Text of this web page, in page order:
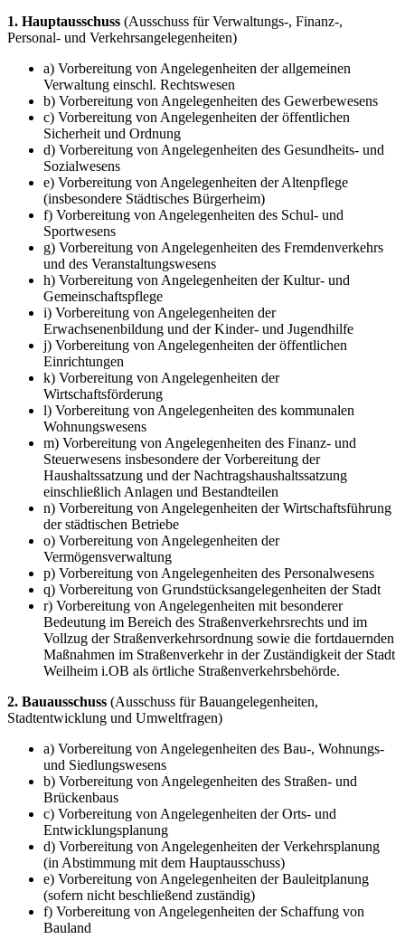
1. Hauptausschuss (Ausschuss für Verwaltungs-, Finanz-,
Personal- und Verkehrsangelegenheiten)
a) Vorbereitung von Angelegenheiten der allgemeinen
Verwaltung einschl. Rechtswesen
b) Vorbereitung von Angelegenheiten des Gewerbewesens
c) Vorbereitung von Angelegenheiten der öffentlichen
Sicherheit und Ordnung
d) Vorbereitung von Angelegenheiten des Gesundheits- und
Sozialwesens
e) Vorbereitung von Angelegenheiten der Altenpflege
(insbesondere Städtisches Bürgerheim)
f) Vorbereitung von Angelegenheiten des Schul- und
Sportwesens
g) Vorbereitung von Angelegenheiten des Fremdenverkehrs
und des Veranstaltungswesens
h) Vorbereitung von Angelegenheiten der Kultur- und
Gemeinschaftspflege
i) Vorbereitung von Angelegenheiten der
Erwachsenenbildung und der Kinder- und Jugendhilfe
j) Vorbereitung von Angelegenheiten der öffentlichen
Einrichtungen
k) Vorbereitung von Angelegenheiten der
Wirtschaftsförderung
l) Vorbereitung von Angelegenheiten des kommunalen
Wohnungswesens
m) Vorbereitung von Angelegenheiten des Finanz- und
Steuerwesens insbesondere der Vorbereitung der
Haushaltssatzung und der Nachtragshaushaltssatzung
einschließlich Anlagen und Bestandteilen
n) Vorbereitung von Angelegenheiten der Wirtschaftsführung
der städtischen Betriebe
o) Vorbereitung von Angelegenheiten der
Vermögensverwaltung
p) Vorbereitung von Angelegenheiten des Personalwesens
q) Vorbereitung von Grundstücksangelegenheiten der Stadt
r) Vorbereitung von Angelegenheiten mit besonderer
Bedeutung im Bereich des Straßenverkehrsrechts und im
Vollzug der Straßenverkehrsordnung sowie die fortdauernden
Maßnahmen im Straßenverkehr in der Zuständigkeit der Stadt
Weilheim i.OB als örtliche Straßenverkehrsbehörde.
2. Bauausschuss (Ausschuss für Bauangelegenheiten,
Stadtentwicklung und Umweltfragen)
a) Vorbereitung von Angelegenheiten des Bau-, Wohnungs-
und Siedlungswesens
b) Vorbereitung von Angelegenheiten des Straßen- und
Brückenbaus
c) Vorbereitung von Angelegenheiten der Orts- und
Entwicklungsplanung
d) Vorbereitung von Angelegenheiten der Verkehrsplanung
(in Abstimmung mit dem Hauptausschuss)
e) Vorbereitung von Angelegenheiten der Bauleitplanung
(sofern nicht beschließend zuständig)
f) Vorbereitung von Angelegenheiten der Schaffung von
Bauland